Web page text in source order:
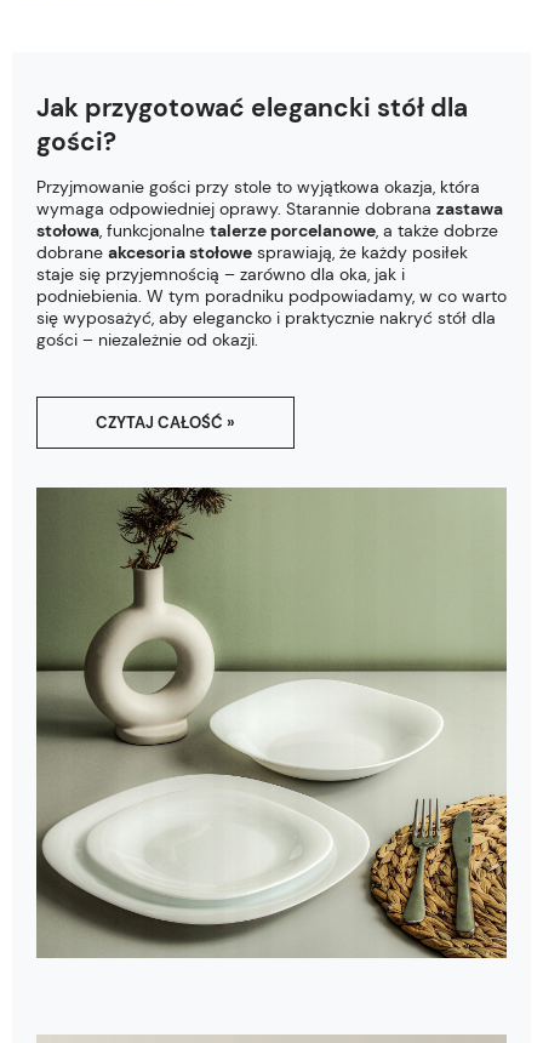
Jak przygotować elegancki stół dla
gości?
CZYTAJ CAŁOŚĆ »
Przyjmowanie gości przy stole to wyjątkowa okazja, która
wymaga odpowiedniej oprawy. Starannie dobrana zastawa
stołowa, funkcjonalne talerze porcelanowe, a także dobrze
dobrane akcesoria stołowe sprawiają, że każdy posiłek
staje się przyjemnością – zarówno dla oka, jak i
podniebienia. W tym poradniku podpowiadamy, w co warto
się wyposażyć, aby elegancko i praktycznie nakryć stół dla
gości – niezależnie od okazji.